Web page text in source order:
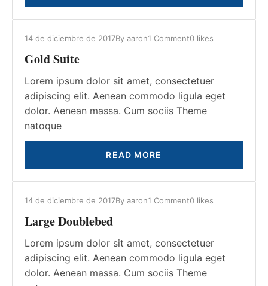
14 de diciembre de 2017By aaron1 Comment0 likes
Gold Suite
Lorem ipsum dolor sit amet, consectetuer
adipiscing elit. Aenean commodo ligula eget
dolor. Aenean massa. Cum sociis Theme
natoque
READ MORE
14 de diciembre de 2017By aaron1 Comment0 likes
Large Doublebed
Lorem ipsum dolor sit amet, consectetuer
adipiscing elit. Aenean commodo ligula eget
dolor. Aenean massa. Cum sociis Theme